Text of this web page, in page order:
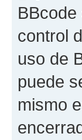
control
uso de
puede
mismo